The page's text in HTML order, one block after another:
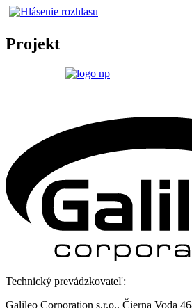
Projekt
Technický prevádzkovateľ:
Galileo Corporation s.r.o., Čierna Voda